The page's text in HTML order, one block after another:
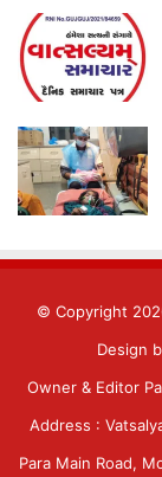
© Copyright
Design
Owner & Editor
Address :
Para Main Road,